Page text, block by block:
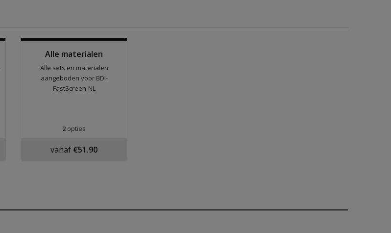
Alle materialen
Alle sets en materialen
aangeboden voor BDI-
FastScreen-NL
2 opties
vanaf €51.90